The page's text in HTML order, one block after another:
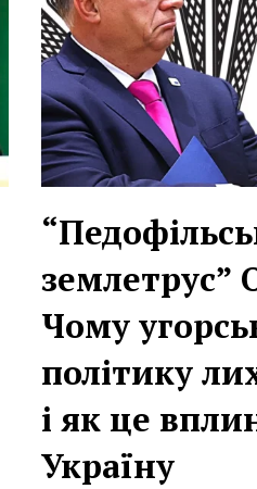
землетрус”
Чому
політику
і як це
Україну